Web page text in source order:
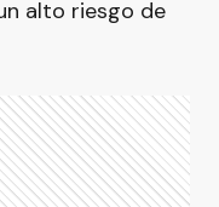
alto riesgo de